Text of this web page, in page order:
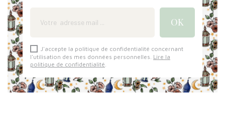
J'accepte la politique de confidentialité concernant
l'utilisation des mes données personnelles. Lire la
politique de confidentialité.